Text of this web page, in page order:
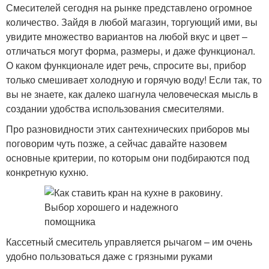
Смесителей сегодня на рынке представлено огромное
количество. Зайдя в любой магазин, торгующий ими, вы
увидите множество вариантов на любой вкус и цвет –
отличаться могут форма, размеры, и даже функционал.
О каком функционале идет речь, спросите вы, прибор
только смешивает холодную и горячую воду! Если так, то
вы не знаете, как далеко шагнула человеческая мысль в
создании удобства использования смесителями.
Про разновидности этих сантехнических приборов мы
поговорим чуть позже, а сейчас давайте назовем
основные критерии, по которым они подбираются под
конкретную кухню.
Кассетный смеситель управляется рычагом – им очень
удобно пользоваться даже с грязными руками